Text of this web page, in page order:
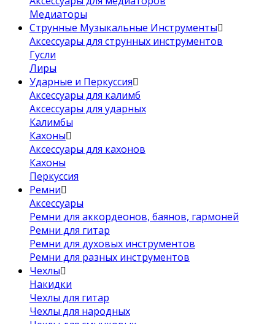
Медиаторы
Струнные Музыкальные Инструменты
Аксессуары для струнных инструментов
Гусли
Лиры
Ударные и Перкуссия
Аксессуары для калимб
Аксессуары для ударных
Калимбы
Кахоны
Аксессуары для кахонов
Кахоны
Перкуссия
Ремни
Аксессуары
Ремни для аккордеонов, баянов, гармоней
Ремни для гитар
Ремни для духовых инструментов
Ремни для разных инструментов
Чехлы
Накидки
Чехлы для гитар
Чехлы для народных